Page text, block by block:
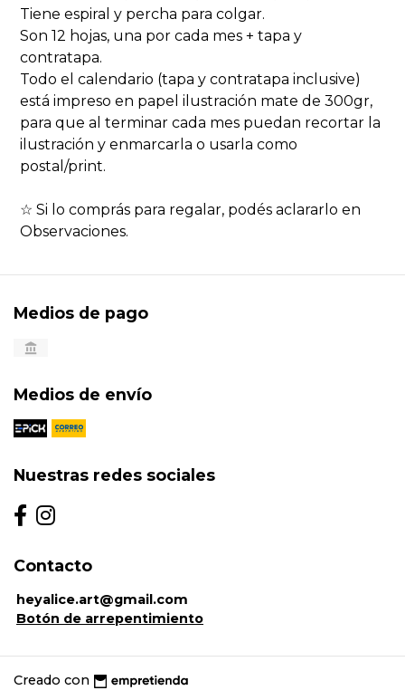
Tiene espiral y percha para colgar.
Son 12 hojas, una por cada mes + tapa y
contratapa.
Todo el calendario (tapa y contratapa inclusive)
está impreso en papel ilustración mate de 300gr,
para que al terminar cada mes puedan recortar la
ilustración y enmarcarla o usarla como
postal/print.
☆ Si lo comprás para regalar, podés aclararlo en
Observaciones.
Medios de pago
Medios de envío
Nuestras redes sociales
Contacto
heyalice.art@gmail.com
Botón de arrepentimiento
Creado con